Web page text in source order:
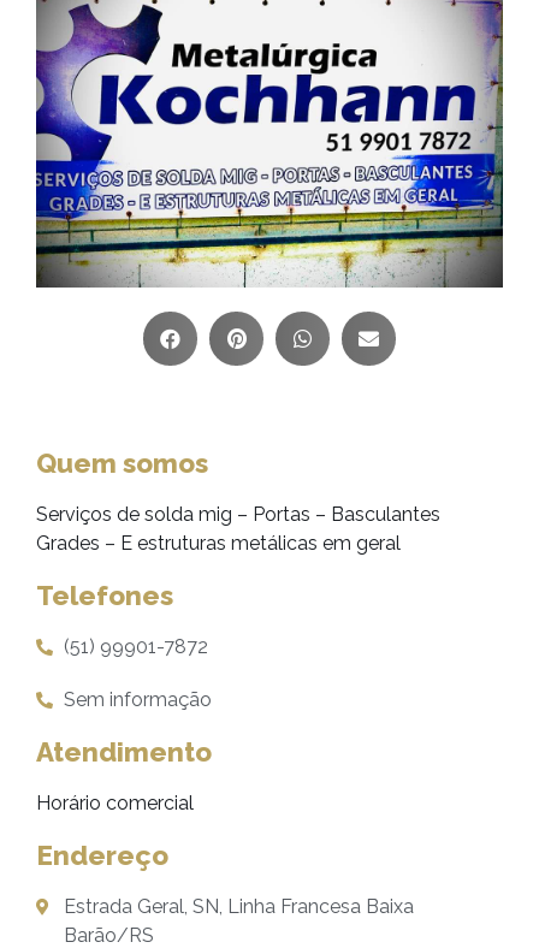
Quem somos
Serviços de solda mig – Portas – Basculantes
Grades – E estruturas metálicas em geral
Telefones
(51) 99901-7872
Sem informação
Atendimento
Horário comercial
Endereço
Estrada Geral, SN, Linha Francesa Baixa
Barão/RS